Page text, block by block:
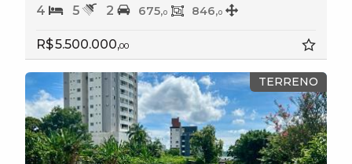
4 5 2 675,0 846,0
R$ 5.500.000,00
TERRENO